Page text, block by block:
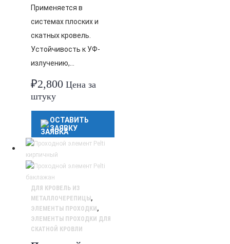
Применяется в
системах плоских и
скатных кровель.
Устойчивость к УФ-
излучению,…
₽2,800 Цена за
штуку
ОСТАВИТЬ
ЗАЯВКУ
ДЛЯ КРОВЕЛЬ ИЗ
МЕТАЛЛОЧЕРЕПИЦЫ ,
ЭЛЕМЕНТЫ ПРОХОДКИ ,
ЭЛЕМЕНТЫ ПРОХОДКИ ДЛЯ
СКАТНОЙ КРОВЛИ